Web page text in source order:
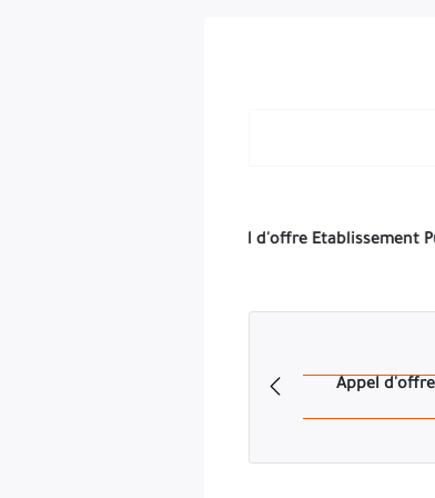
L'E.P.H de Bordj Ghedir Lance un avis d'appel